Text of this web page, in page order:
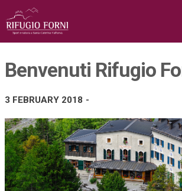
Benvenuti Rifugio
3 FEBRUARY 2018 -